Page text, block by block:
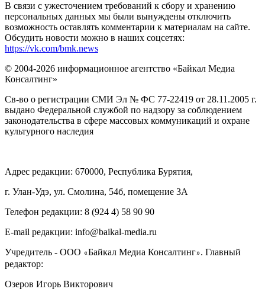
В связи с ужесточением требований к сбору и хранению
персональных данных мы были вынуждены отключить
возможность оставлять комментарии к материалам на сайте.
Обсудить новости можно в наших соцсетях:
https://vk.com/bmk.news
© 2004-2026 информационное агентство «Байкал Медиа
Консалтинг»
Св-во о регистрации СМИ Эл № ФС 77-22419 от 28.11.2005 г.
выдано Федеральной службой по надзору за соблюдением
законодательства в сфере массовых коммуникаций и охране
культурного наследия
Адрес редакции: 670000, Республика Бурятия,
г. Улан-Удэ, ул. Смолина, 54б, помещение 3А
Телефон редакции: ‎‎8 (924 4) 58 90 90
E-mail редакции: info@baikal-media.ru
Учредитель - ООО «Байкал Медиа Консалтинг». Главный
редактор:
Озеров Игорь Викторович